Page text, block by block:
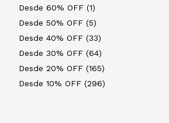
Desde 60% OFF (1)
Desde 50% OFF (5)
Desde 40% OFF (33)
Desde 30% OFF (64)
Desde 20% OFF (165)
Desde 10% OFF (296)